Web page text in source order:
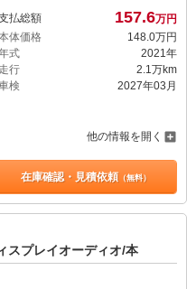
払総額 157.6万円
体価格
148. 0万円
式
2021年
走行
2.1万km
検
2027年03月
他の情報を開く
在庫確認・見積依頼（無料）
スプレイオーディオ/本